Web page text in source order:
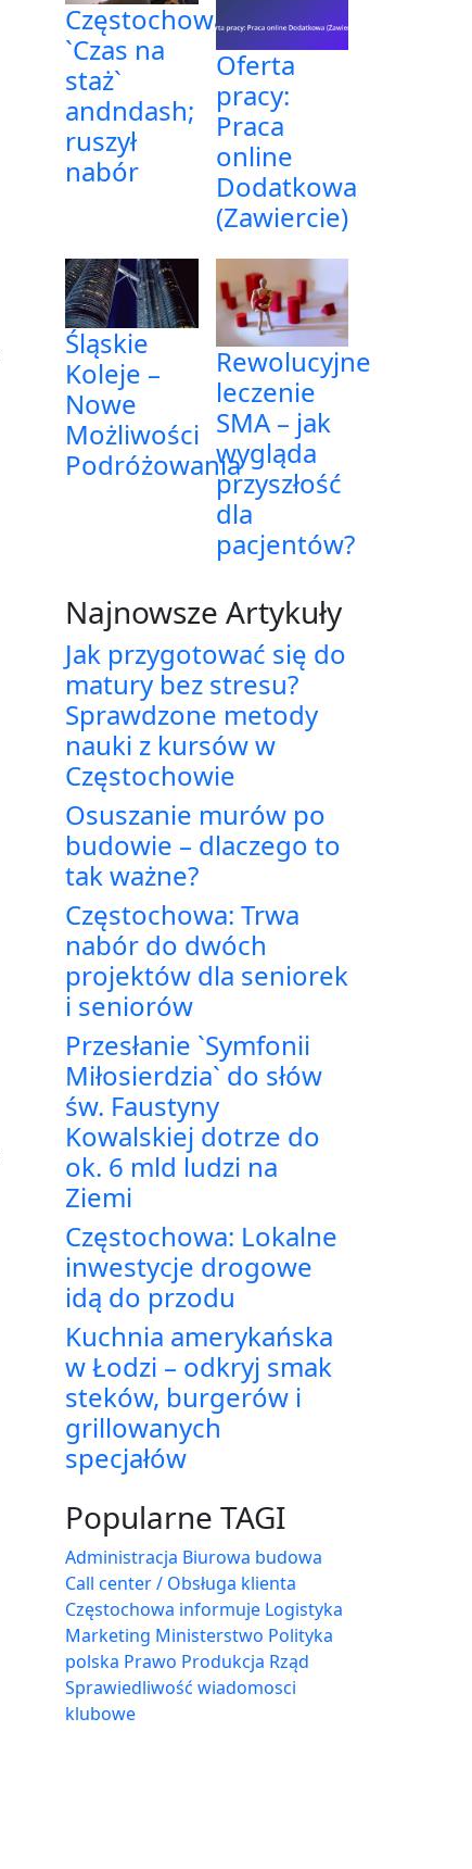
Częstochowa:
`Czas na
staż`
andndash;
ruszył
nabór
Oferta
pracy:
Praca
online
Dodatkowa
(Zawiercie)
Śląskie
Koleje –
Nowe
Możliwości
Podróżowania
Rewolucyjne
leczenie
SMA – jak
wygląda
przyszłość
dla
pacjentów?
Najnowsze Artykuły
Jak przygotować się do
matury bez stresu?
Sprawdzone metody
nauki z kursów w
Częstochowie
Osuszanie murów po
budowie – dlaczego to
tak ważne?
Częstochowa: Trwa
nabór do dwóch
projektów dla seniorek
i seniorów
Przesłanie `Symfonii
Miłosierdzia` do słów
św. Faustyny
Kowalskiej dotrze do
ok. 6 mld ludzi na
Ziemi
Częstochowa: Lokalne
inwestycje drogowe
idą do przodu
Kuchnia amerykańska
w Łodzi – odkryj smak
steków, burgerów i
grillowanych
specjałów
Popularne TAGI
Administracja Biurowa budowa
Call center / Obsługa klienta
Częstochowa informuje Logistyka
Marketing Ministerstwo Polityka
polska Prawo Produkcja Rząd
Sprawiedliwość wiadomosci
klubowe